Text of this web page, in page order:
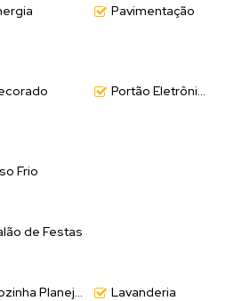
Pavimentação
Portão Eletrônico
Frio
de Festas
Planejada
Lavanderia